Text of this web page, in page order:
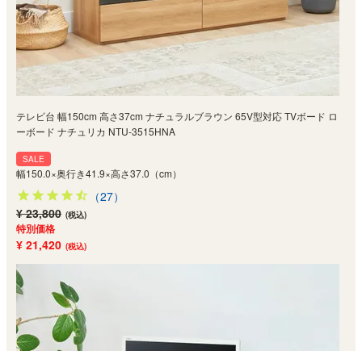
テレビ台 幅150cm 高さ37cm ナチュラルブラウン 65V型対応 TVボード ロ
ーボード ナチュリカ NTU-3515HNA
SALE
幅150.0×奥行き41.9×高さ37.0（cm）
（27）
¥ 23,800 (税込)
特別価格
¥ 21,420 (税込)